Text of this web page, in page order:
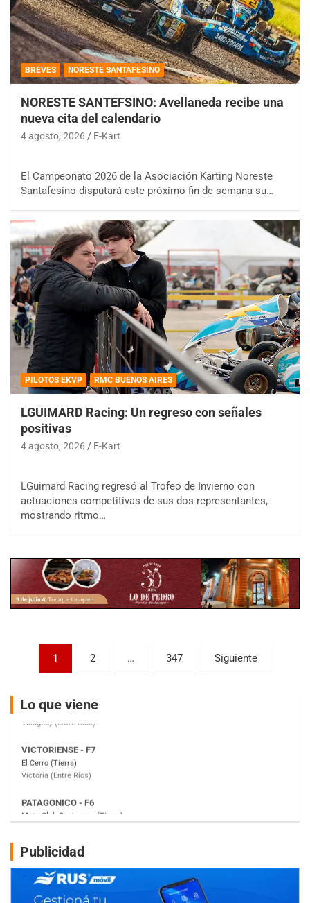
BREVES NORESTE SANTAFESINO
NORESTE SANTEFSINO: Avellaneda recibe una
nueva cita del calendario
4 agosto, 2026 E-Kart
El Campeonato 2026 de la Asociación Karting Noreste
Santafesino disputará este próximo fin de semana su…
PILOTOS EKVP RMC BUENOS AIRES
LGUIMARD Racing: Un regreso con señales
positivas
4 agosto, 2026 E-Kart
LGuimard Racing regresó al Trofeo de Invierno con
actuaciones competitivas de sus dos representantes,
mostrando ritmo…
Paginación
entradas
1 2 … 347 Siguiente
Lo que viene
COBERTURA ESPECIAL DE E-KART.COM.AR
08/09-AGO
KDO - F6
Ciudad de Trenque Lauquen (Asfalto)
Trenque Lauquen (Buenos Aires)
Parque de la Velocidad (Asfalto)
Villaguay (Entre Ríos)
El Cerro (Tierra)
Victoria (Entre Ríos)
Moto Club Reginense (Tierra)
Gral. E. Godoy (Río Negro)
Juventud Unida (Tierra)
Humboldt (Santa Fe)
NORESTE SANTAFESINO - F6
Ciudad de Avellaneda (Asfalto)
Avellaneda (Santa Fe)
SUR SANTAFESINO - F4
Publicidad